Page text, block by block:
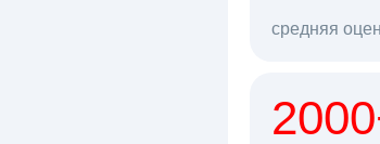
средняя